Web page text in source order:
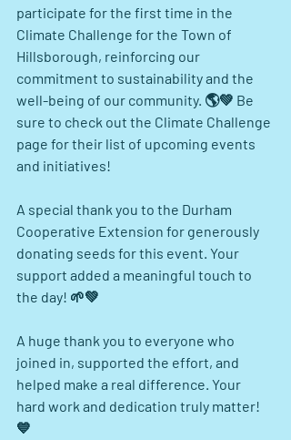
participate for the first time in the
Climate Challenge for the Town of
Hillsborough, reinforcing our
commitment to sustainability and the
well-being of our community. 🌎💚 Be
sure to check out the Climate Challenge
page for their list of upcoming events
and initiatives!
A special thank you to the Durham
Cooperative Extension for generously
donating seeds for this event. Your
support added a meaningful touch to
the day! 🌱💚
A huge thank you to everyone who
joined in, supported the effort, and
helped make a real difference. Your
hard work and dedication truly matter!
💙